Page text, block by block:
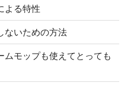
よる特性
ないための方法
ムモップも使えてとっても